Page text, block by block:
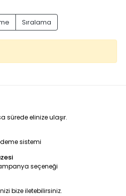
Sıralama
sürede elinize ulaşır.
sistemi
seçeneği
bize iletebilirsiniz.